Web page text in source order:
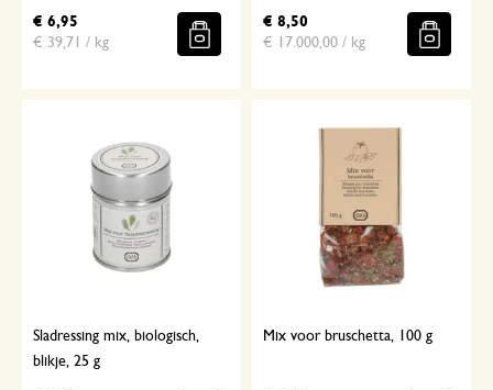
€ 6,95
€ 39,71 / kg
€ 8,50
€ 17.000,00 / kg
Sladressing mix, biologisch,
blikje, 25 g
Mix voor bruschetta, 100 g